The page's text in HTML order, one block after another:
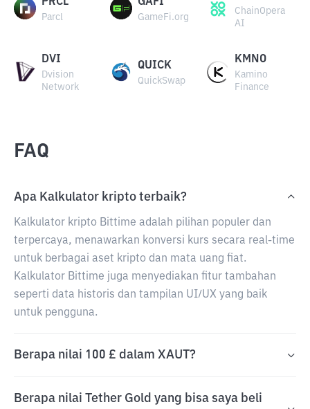
Parcl GameFi.org
ChainOpera
AI
DVI
Dvision
Network
QUICK
QuickSwap
KMNO
Kamino
Finance
FAQ
Apa Kalkulator kripto terbaik?
Kalkulator kripto Bittime adalah pilihan populer dan
terpercaya, menawarkan konversi kurs secara real-time
untuk berbagai aset kripto dan mata uang fiat.
Kalkulator Bittime juga menyediakan fitur tambahan
seperti data historis dan tampilan UI/UX yang baik
untuk pengguna.
Berapa nilai 100 £ dalam XAUT?
Berapa nilai Tether Gold yang bisa saya beli